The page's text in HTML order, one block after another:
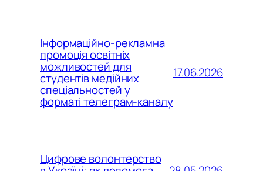
Інформаційно-рекламна
промоція освітніх
можливостей для
студентів медійних
спеціальностей у
форматі телеграм-каналу
17.06.2026
Цифрове волонтерство